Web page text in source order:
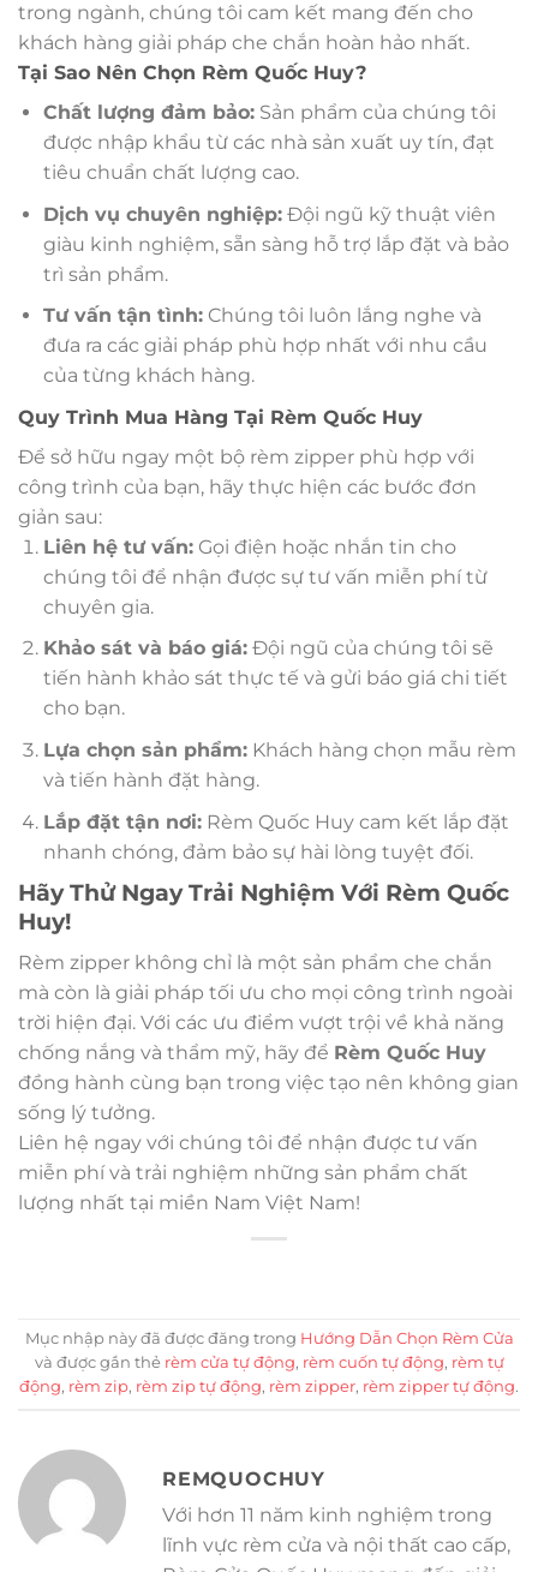
trong ngành, chúng tôi cam kết mang đến cho
khách hàng giải pháp che chắn hoàn hảo nhất.
Tại Sao Nên Chọn Rèm Quốc Huy?
Chất lượng đảm bảo:Sản phẩm của chúng tôi
được nhập khẩu từ các nhà sản xuất uy tín, đạt
tiêu chuẩn chất lượng cao.
Dịch vụ chuyên nghiệp:Đội ngũ kỹ thuật viên
giàu kinh nghiệm, sẵn sàng hỗ trợ lắp đặt và bảo
trì sản phẩm.
Tư vấn tận tình:Chúng tôi luôn lắng nghe và
đưa ra các giải pháp phù hợp nhất với nhu cầu
của từng khách hàng.
Quy Trình Mua Hàng Tại Rèm Quốc Huy
Để sở hữu ngay một bộ rèm zipper phù hợp với
công trình của bạn, hãy thực hiện các bước đơn
giản sau:
Liên hệ tư vấn:Gọi điện hoặc nhắn tin cho
chúng tôi để nhận được sự tư vấn miễn phí từ
chuyên gia.
Khảo sát và báo giá:Đội ngũ của chúng tôi sẽ
tiến hành khảo sát thực tế và gửi báo giá chi tiết
cho bạn.
Lựa chọn sản phẩm:Khách hàng chọn mẫu rèm
và tiến hành đặt hàng.
Lắp đặt tận nơi:Rèm Quốc Huy cam kết lắp đặt
nhanh chóng, đảm bảo sự hài lòng tuyệt đối.
Hãy Thử Ngay Trải Nghiệm Với Rèm Quốc
Huy!
Rèm zipper không chỉ là một sản phẩm che chắn
mà còn là giải pháp tối ưu cho mọi công trình ngoài
trời hiện đại. Với các ưu điểm vượt trội về khả năng
chống nắng và thẩm mỹ, hãy để Rèm Quốc Huy
đồng hành cùng bạn trong việc tạo nên không gian
sống lý tưởng.
Liên hệ ngay với chúng tôi để nhận được tư vấn
miễn phí và trải nghiệm những sản phẩm chất
lượng nhất tại miền Nam Việt Nam!
Mục nhập này đã được đăng trong Hướng Dẫn Chọn Rèm Cửa
và được gắn thẻ rèm cửa tự động, rèm cuốn tự động, rèm tự
động, rèm zip, rèm zip tự động, rèm zipper, rèm zipper tự động.
REMQUOCHUY
Với hơn 11 năm kinh nghiệm trong
lĩnh vực rèm cửa và nội thất cao cấp,